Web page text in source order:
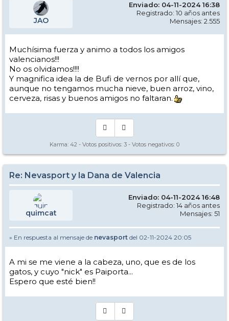
JAO
Enviado: 04-11-2024 16:38
Registrado: 10 años antes
Mensajes: 2.555
Muchísima fuerza y animo a todos los amigos
valencianos!!!
No os olvidamos!!!!
Y magnifica idea la de Bufi de vernos por allí que,
aunque no tengamos mucha nieve, buen arroz, vino,
cerveza, risas y buenos amigos no faltaran.
Karma: 42 - Votos positivos: 3 - Votos negativos: 0
Re: Nevasport y la Dana de Valencia
quimcat
Enviado: 04-11-2024 16:48
Registrado: 14 años antes
Mensajes: 51
» En respuesta al mensaje de nevasport del 02-11-2024 20:05
A mi se me viene a la cabeza, uno, que es de los
gatos, y cuyo "nick" es Paiporta...
Espero que esté bien!!